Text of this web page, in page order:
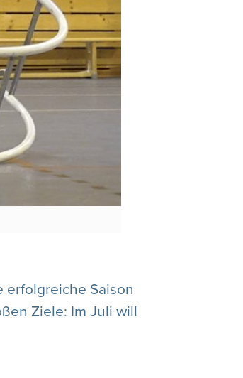
erfolgreiche Saison
Ziele: Im Juli will